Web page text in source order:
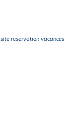
site reservation vacances